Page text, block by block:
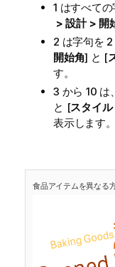
1 はすべて
> 設計 > 開
2 は字句を
開始角] と [
す。
3 から 10 は
と [スタイ
表示します。
食品アイテムを異なる